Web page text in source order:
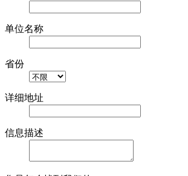
单位名称
省份
详细地址
信息描述